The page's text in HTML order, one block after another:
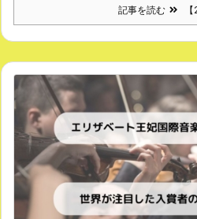
記事を読む 【